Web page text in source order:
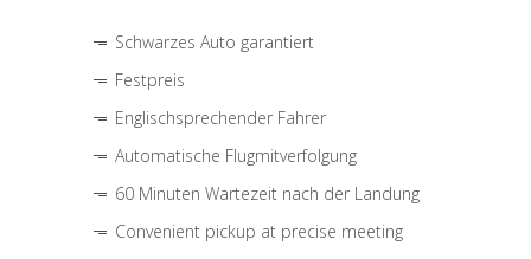
Schwarzes Auto garantiert
Festpreis
Englischsprechender Fahrer
Automatische Flugmitverfolgung
60 Minuten Wartezeit nach der Landung
Convenient pickup at precise meeting